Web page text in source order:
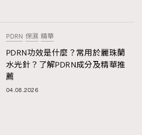
PDRN 保濕 精華
PDRN功效是什麼？常用於麗珠蘭
水光針？了解PDRN成分及精華推
薦
04.08.2026